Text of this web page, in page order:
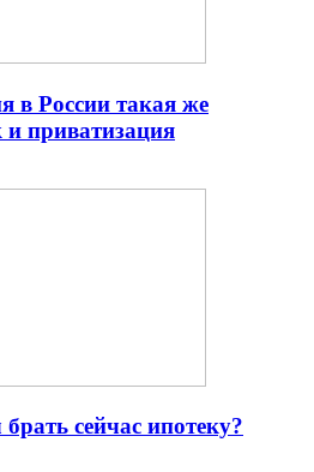
в России такая же
и приватизация
сейчас ипотеку?